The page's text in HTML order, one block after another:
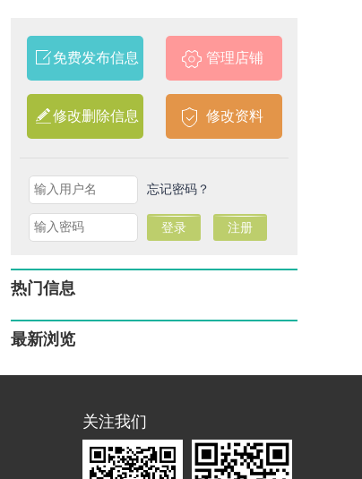
免费发布信息 管理店铺
修改删除信息 修改资料
忘记密码？
热门信息
最新浏览
关注我们